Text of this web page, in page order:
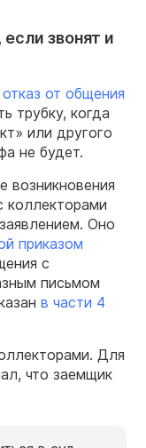
звонят и
от общения
трубку, когда
или другого
не будет.
возникновения
коллекторами
Оно
приказом
с
письмом
в части 4
Для
что заемщик